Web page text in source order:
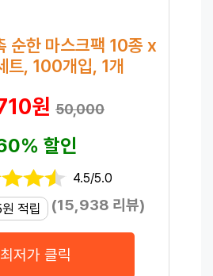
순한 마스크팩 10종 x
트, 100개입, 1개
원 50,000
할인
4.5/5.0
적립 (15,938 리뷰)
최저가 클릭